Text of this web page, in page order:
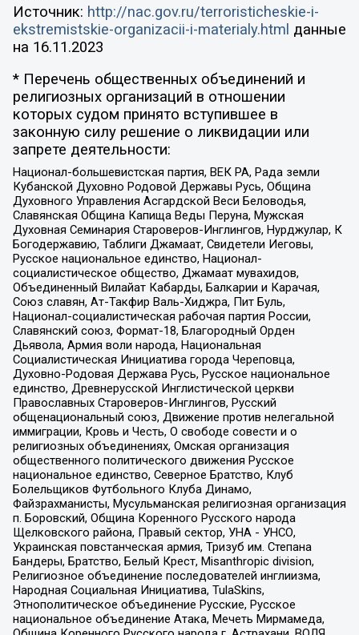
Источник: http://nac.gov.ru/terroristicheskie-i-
ekstremistskie-organizacii-i-materialy.html данные
на 16.11.2023
* Перечень общественных объединений и
религиозных организаций в отношении
которых судом принято вступившее в
законную силу решение о ликвидации или
запрете деятельности:
Национал-большевистская партия, ВЕК РА, Рада земли
Кубанской Духовно Родовой Державы Русь, Община
Духовного Управления Асгардской Веси Беловодья,
Славянская Община Капища Веды Перуна, Мужская
Духовная Семинария Староверов-Инглингов, Нурджулар, К
Богодержавию, Таблиги Джамаат, Свидетели Иеговы,
Русское национальное единство, Национал-
социалистическое общество, Джамаат мувахидов,
Объединенный Вилайат Кабарды, Балкарии и Карачая,
Союз славян, Ат-Такфир Валь-Хиджра, Пит Буль,
Национал-социалистическая рабочая партия России,
Славянский союз, Формат-18, Благородный Орден
Дьявола, Армия воли народа, Национальная
Социалистическая Инициатива города Череповца,
Духовно-Родовая Держава Русь, Русское национальное
единство, Древнерусской Инглистической церкви
Православных Староверов-Инглингов, Русский
общенациональный союз, Движение против нелегальной
иммиграции, Кровь и Честь, О свободе совести и о
религиозных объединениях, Омская организация
общественного политического движения Русское
национальное единство, Северное Братство, Клуб
Болельщиков Футбольного Клуба Динамо,
Файзрахманисты, Мусульманская религиозная организация
п. Боровский, Община Коренного Русского народа
Щелковского района, Правый сектор, УНА - УНСО,
Украинская повстанческая армия, Тризуб им. Степана
Бандеры, Братство, Белый Крест, Misanthropic division,
Религиозное объединение последователей инглиизма,
Народная Социальная Инициатива, TulaSkins,
Этнополитическое объединение Русские, Русское
национальное объединение Атака, Мечеть Мирмамеда,